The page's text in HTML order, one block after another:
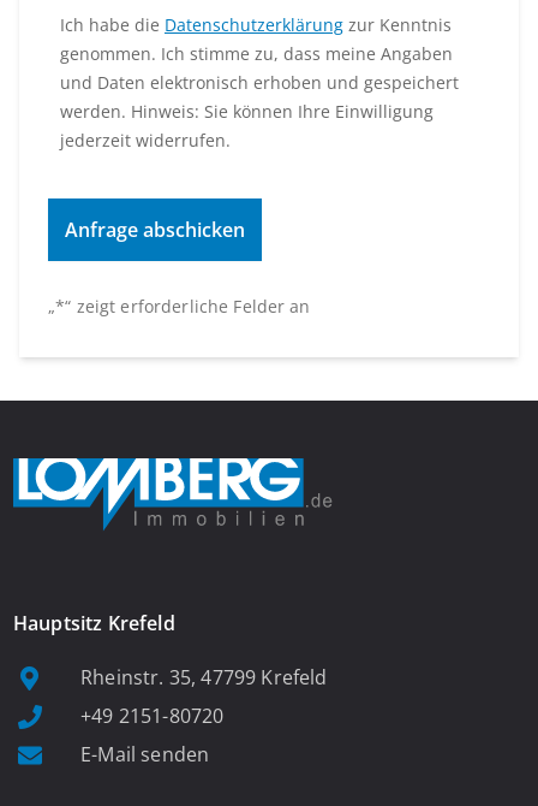
„*“ zeigt erforderliche Felder an
Ich habe die Datenschutzerklärung zur Kenntnis
genommen. Ich stimme zu, dass meine Angaben
und Daten elektronisch erhoben und gespeichert
werden. Hinweis: Sie können Ihre Einwilligung
jederzeit widerrufen.
Hauptsitz Krefeld
Rheinstr. 35, 47799 Krefeld
+49 2151-80720
E-Mail senden